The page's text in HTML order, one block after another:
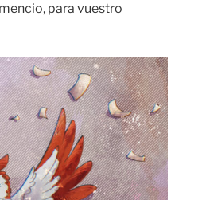
para vuestro